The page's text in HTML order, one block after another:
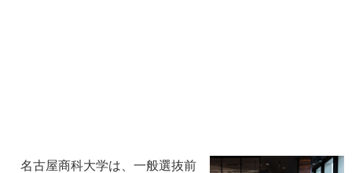
名古屋商科大学は、一般選抜前